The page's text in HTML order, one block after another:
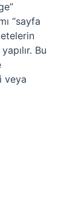
“sayfa
Bu
veya